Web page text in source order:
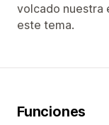
volcado nuestra
este tema.
Funciones